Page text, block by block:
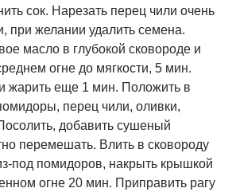
сок. Нарезать перец чили очень
при желании удалить семена.
масло в глубокой сковороде и
огне до мягкости, 5 мин.
жарить еще 1 мин. Положить в
перец чили, оливки,
добавить сушеный
перемешать. Влить в сковороду
под помидоров, накрыть крышкой
огне 20 мин. Приправить рагу